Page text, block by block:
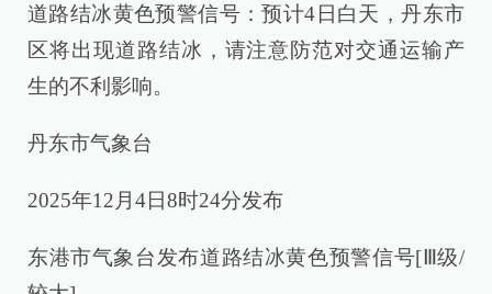
道路结冰黄色预警信号：预计4日白天，丹东市
区将出现道路结冰，请注意防范对交通运输产
生的不利影响。
丹东市气象台
2025年12月4日8时24分发布
东港市气象台发布道路结冰黄色预警信号[Ⅲ级/